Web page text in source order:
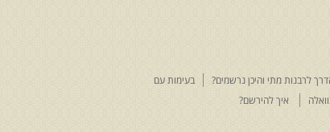
לרבנות מתי והיכן נרשמים?
בעימות עם
איך להירשם?